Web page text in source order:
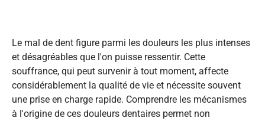
Le mal de dent figure parmi les douleurs les plus intenses
et désagréables que l'on puisse ressentir. Cette
souffrance, qui peut survenir à tout moment, affecte
considérablement la qualité de vie et nécessite souvent
une prise en charge rapide. Comprendre les mécanismes
à l'origine de ces douleurs dentaires permet non